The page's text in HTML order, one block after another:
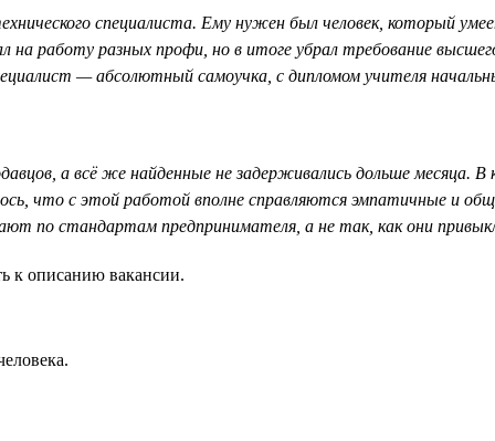
специалиста. Ему нужен был человек, который
работу разных профи, но в итоге убрал требование
— абсолютный самоучка, с дипломом учителя
а всё же найденные не задерживались дольше
что с этой работой вполне справляются эмпатичные и
по стандартам предпринимателя, а не так, как они
к описанию вакансии.